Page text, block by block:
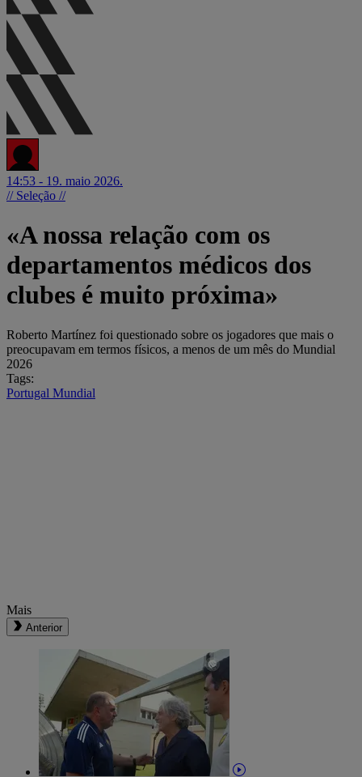
14:53 - 19. maio 2026.
// Seleção //
«A nossa relação com os
departamentos médicos dos
clubes é muito próxima»
Roberto Martínez foi questionado sobre os jogadores que mais o
preocupavam em termos físicos, a menos de um mês do Mundial
2026
Tags:
Portugal Mundial
Mais
Anterior